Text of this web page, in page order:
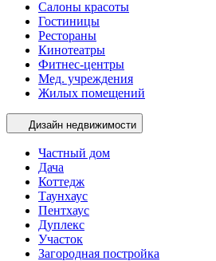
Салоны красоты
Гостиницы
Рестораны
Кинотеатры
Фитнес-центры
Мед. учреждения
Жилых помещений
Дизайн недвижимости
Частный дом
Дача
Коттедж
Таунхаус
Пентхаус
Дуплекс
Участок
Загородная постройка